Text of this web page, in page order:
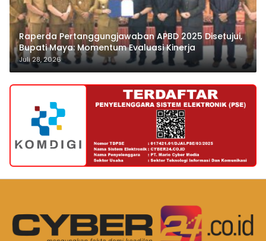
Raperda Pertanggungjawaban APBD 2025 Disetujui,
Bupati Maya: Momentum Evaluasi Kinerja
Juli 28, 2026